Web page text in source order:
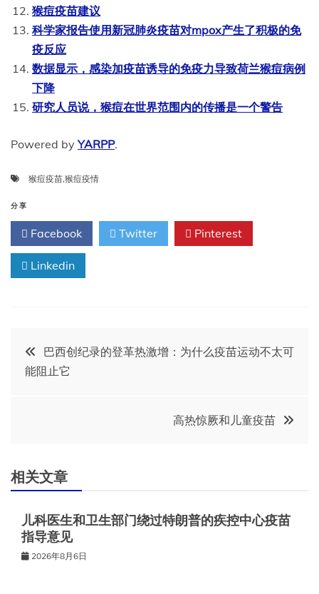
猴痘疫苗建议
科学家报告使用新冠肺炎疫苗对mpox产生了积极的免
疫反应
数据显示，感染加疫苗诱导的免疫力导致荷兰猴痘病例
下降
研究人员说，猴痘在世界范围内的传播是一个警告
Powered byYARPP.
猴痘疫苗,猴痘疫情
分享
Facebook Twitter Pinterest
Linkedin
文
章
航
巴西创纪录的登革热激增：为什么疫苗运动不太可
能阻止它
高热惊厥和儿童疫苗
相关文章
儿科医生和卫生部门绕过特朗普的疾控中心疫苗
指导意见
2026年8月6日